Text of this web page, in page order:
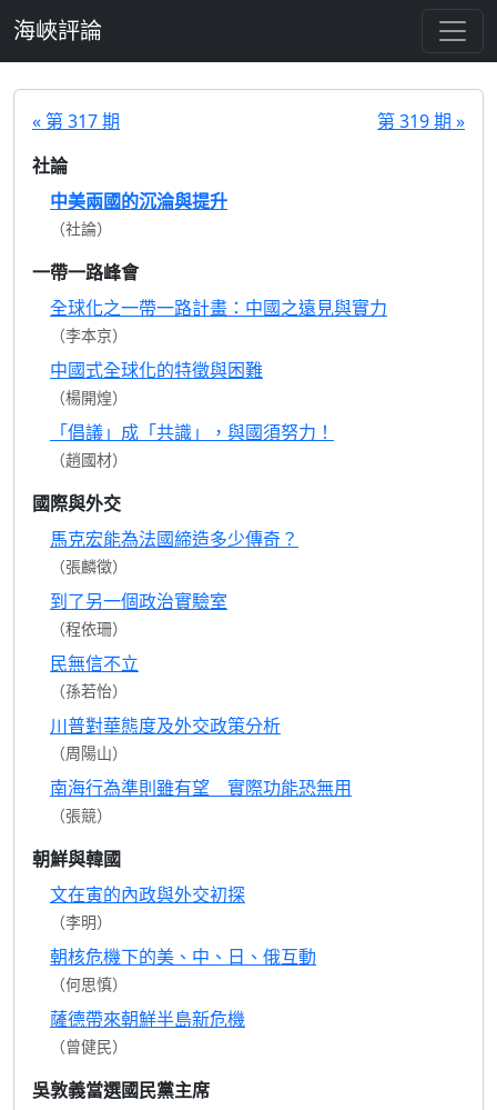
海峽評論
« 第 317 期
第 319 期 »
社論
中美兩國的沉淪與提升
（社論）
一帶一路峰會
全球化之一帶一路計畫：中國之遠見與實力
（李本京）
中國式全球化的特徵與困難
（楊開煌）
「倡議」成「共識」，與國須努力！
（趙國材）
國際與外交
馬克宏能為法國締造多少傳奇？
（張麟徵）
到了另一個政治實驗室
（程依珊）
民無信不立
（孫若怡）
川普對華態度及外交政策分析
（周陽山）
南海行為準則雖有望 實際功能恐無用
（張競）
朝鮮與韓國
文在寅的內政與外交初探
（李明）
朝核危機下的美、中、日、俄互動
（何思慎）
薩德帶來朝鮮半島新危機
（曾健民）
吳敦義當選國民黨主席